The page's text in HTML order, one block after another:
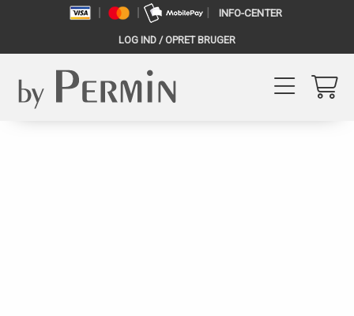
INFO-CENTER
LOG IND / OPRET BRUGER